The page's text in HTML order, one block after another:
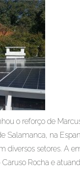
o reforço de
Salamanca, na
diversos setores. A
Rocha e